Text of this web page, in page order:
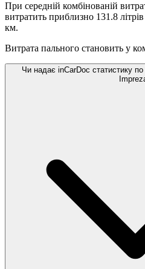
При середній комбінованій
витратить приблизно 131.8
км.
Витрата пального становить у
Чи надає inCarDoc статистику